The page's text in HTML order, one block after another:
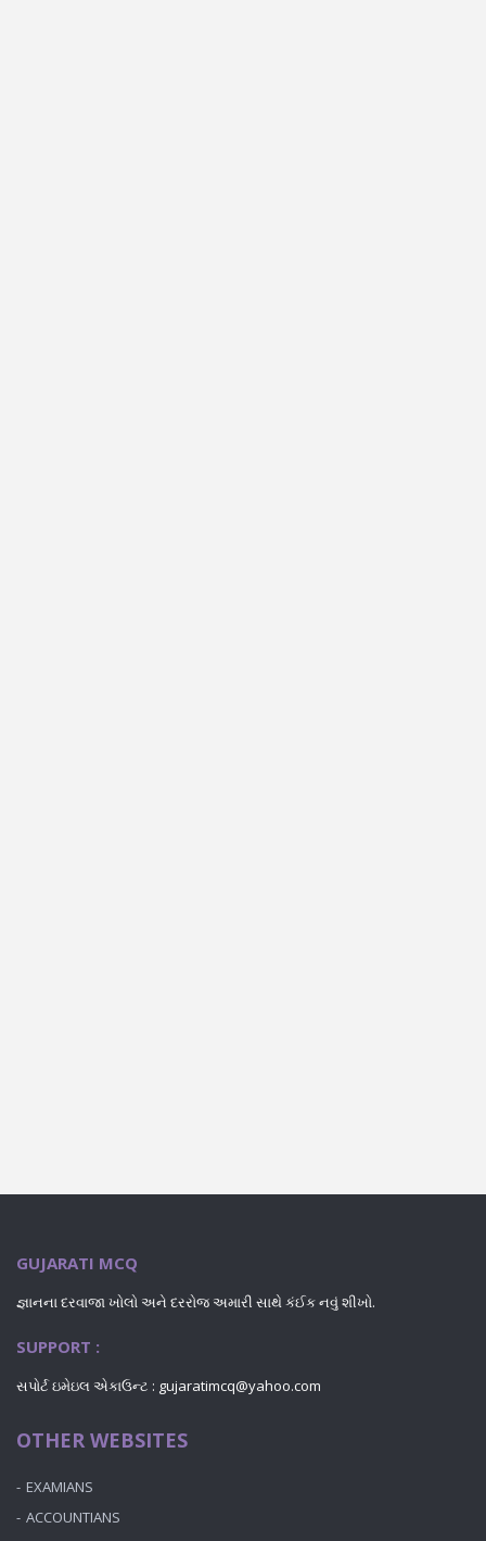
GUJARATI MCQ
જ્ઞાનના દરવાજા ખોલો અને દરરોજ અમારી સાથે કંઈક નવું શીખો.
SUPPORT :
સપોર્ટ ઇમેઇલ એકાઉન્ટ : gujaratimcq@yahoo.com
OTHER WEBSITES
EXAMIANS
ACCOUNTIANS